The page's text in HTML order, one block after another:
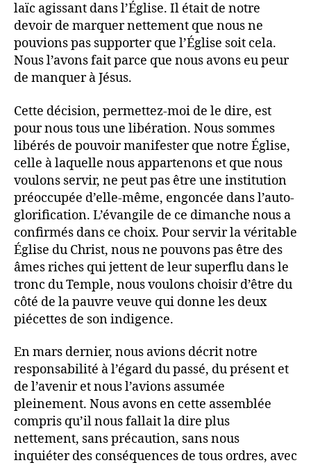
laïc agissant dans l’Église. Il était de notre
devoir de marquer nettement que nous ne
pouvions pas supporter que l’Église soit cela.
Nous l’avons fait parce que nous avons eu peur
de manquer à Jésus.
Cette décision, permettez-moi de le dire, est
pour nous tous une libération. Nous sommes
libérés de pouvoir manifester que notre Église,
celle à laquelle nous appartenons et que nous
voulons servir, ne peut pas être une institution
préoccupée d’elle-même, engoncée dans l’auto-
glorification. L’évangile de ce dimanche nous a
confirmés dans ce choix. Pour servir la véritable
Église du Christ, nous ne pouvons pas être des
âmes riches qui jettent de leur superflu dans le
tronc du Temple, nous voulons choisir d’être du
côté de la pauvre veuve qui donne les deux
piécettes de son indigence.
En mars dernier, nous avions décrit notre
responsabilité à l’égard du passé, du présent et
de l’avenir et nous l’avions assumée
pleinement. Nous avons en cette assemblée
compris qu’il nous fallait la dire plus
nettement, sans précaution, sans nous
inquiéter des conséquences de tous ordres, avec